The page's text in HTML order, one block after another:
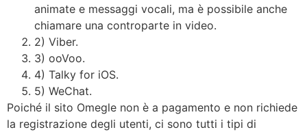
animate e messaggi vocali, ma è possibile anche
chiamare una controparte in video.
2) Viber.
3) ooVoo.
4) Talky for iOS.
5) WeChat.
Poiché il sito Omegle non è a pagamento e non richiede
la registrazione degli utenti, ci sono tutti i tipi di